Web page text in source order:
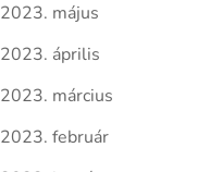
2023. május
2023. április
2023. március
2023. február